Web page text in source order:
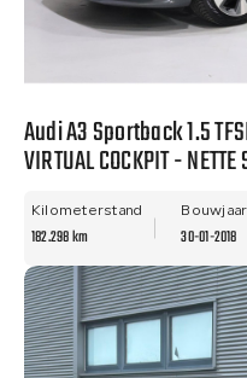
Audi A3 Sportback 1.5
VIRTUAL COCKPIT - NETTE
Kilometerstand
182.298 km
Bouwjaar
30-01-2018